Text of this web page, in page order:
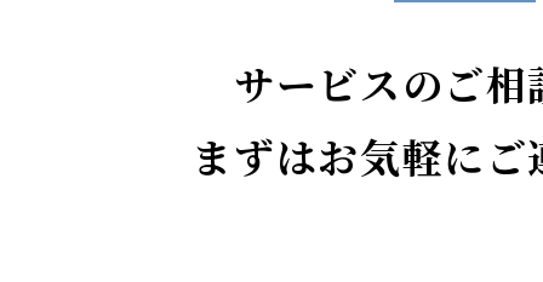
サービスのご
まずはお気軽に